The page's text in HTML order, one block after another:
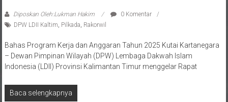
Diposkan Oleh:Lukman Hakim
0 Komentar
DPW LDII Kaltim, Pilkada, Rakorwil
Bahas Program Kerja dan Anggaran Tahun 2025 Kutai Kartanegara
– Dewan Pimpinan Wilayah (DPW) Lembaga Dakwah Islam
Indonesia (LDII) Provinsi Kalimantan Timur menggelar Rapat
Baca selengkapnya